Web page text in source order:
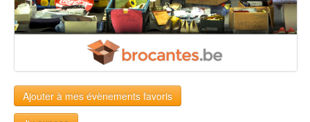
Ajouter à mes évènements favoris